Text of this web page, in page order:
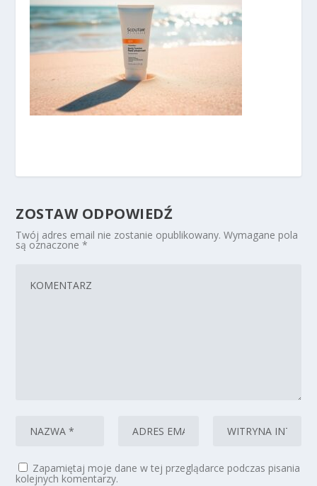
ZOSTAW ODPOWIEDŹ
Twój adres email nie zostanie opublikowany. Wymagane pola
są oznaczone*
Zapamiętaj moje dane w tej przeglądarce podczas pisania
kolejnych komentarzy.